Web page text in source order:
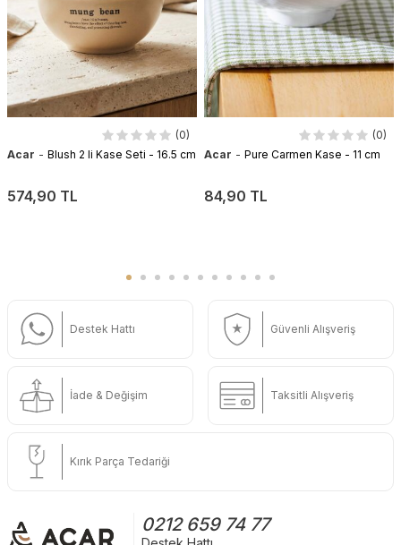
(0)
Acar - Blush 2 li Kase Seti - 16.5 cm
574,90 TL
(0)
Acar - Pure Carmen Kase - 11 cm
84,90 TL
Destek Hattı Güvenli Alışveriş
İade & Değişim Taksitli Alışveriş
Kırık Parça Tedariği
0212 659 74 77